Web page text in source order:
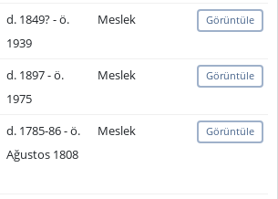
d. 1849? - ö.
1939
Meslek Görüntüle
d. 1897 - ö.
1975
Meslek Görüntüle
d. 1785-86 - ö.
Ağustos 1808
Meslek Görüntüle